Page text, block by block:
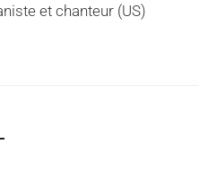
et chanteur (US)